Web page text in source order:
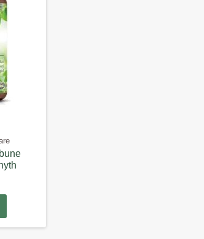
disconfort si prea plin contin in principal
în ​​picături, cât și în tablete. Acestea sunt
concepute pentru a îmbunătăți
suplimente pot fi folosite pentru
balonare și gaze persistente cereti sfatul